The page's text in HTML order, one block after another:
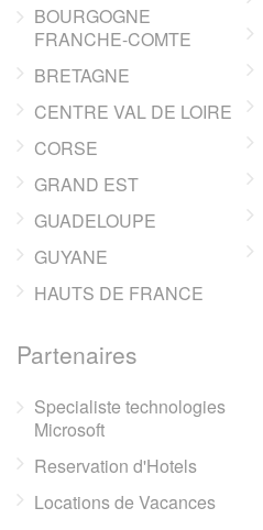
BOURGOGNE
FRANCHE-COMTE
BRETAGNE
CENTRE VAL DE LOIRE
CORSE
GRAND EST
GUADELOUPE
GUYANE
HAUTS DE FRANCE
Partenaires
Specialiste technologies
Microsoft
Reservation d'Hotels
Locations de Vacances